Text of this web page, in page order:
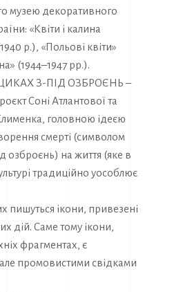
музею декоративного
«Квіти і калина
р.), «Польові квіти»
(1944–1947 рр.).
З-ПІД ОЗБРОЄНЬ –
Соні Атлантової та
головною ідеєю
смерті (символом
озброєнь) на життя (яке в
традиційно уособлює
пишуться ікони, привезені
дій. Саме тому ікони,
фрагментах, є
промовистими свідками